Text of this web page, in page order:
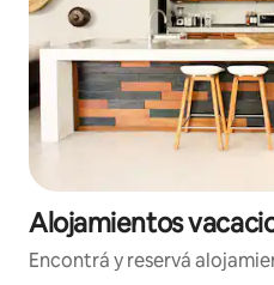
Alojamientos
Encontrá y reservá